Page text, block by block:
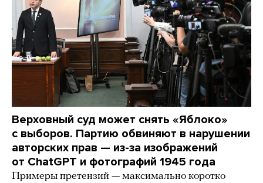
Верховный суд может снять «Яблоко»
с выборов. Партию обвиняют в нарушении
авторских прав — из-за изображений
от ChatGPT и фотографий 1945 года
Примеры претензий — максимально коротко